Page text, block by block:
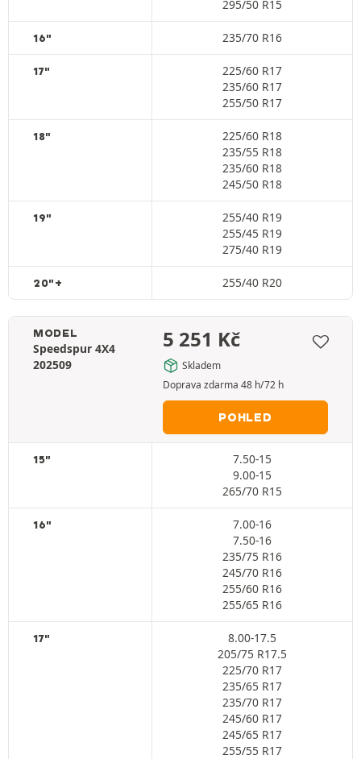
295/50 R15
16" 235/70 R16
17"
225/60 R17
235/60 R17
255/50 R17
18"
225/60 R18
235/55 R18
235/60 R18
245/50 R18
19"
255/40 R19
255/45 R19
275/40 R19
20"+ 255/40 R20
MODEL
Speedspur 4X4
202509
5 251 Kč
Skladem
Doprava zdarma 48 h/72 h
POHLED
15"
7.50-15
9.00-15
265/70 R15
16"
7.00-16
7.50-16
235/75 R16
245/70 R16
255/60 R16
255/65 R16
17"
8.00-17.5
205/75 R17.5
225/70 R17
235/65 R17
235/70 R17
245/60 R17
245/65 R17
255/55 R17